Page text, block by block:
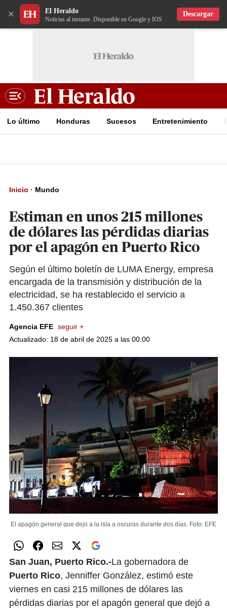
× El Heraldo
Noticias al instante. Disponible en Google y IOS
Descargar
Lo último Honduras Sucesos Entretenimiento
Inicio · Mundo
Estiman en unos 215 millones
de dólares las pérdidas diarias
por el apagón en Puerto Rico
Según el último boletín de LUMA Energy, empresa
encargada de la transmisión y distribución de la
electricidad, se ha restablecido el servicio a
1.450.367 clientes
Agencia EFE seguir +
Actualizado: 18 de abril de 2025 a las 00:00
El apagón general que dejó a la isla a oscuras durante dos días. Foto: EFE
San Juan, Puerto Rico.-La gobernadora de
Puerto Rico, Jenniffer González, estimó este
viernes en casi 215 millones de dólares las
pérdidas diarias por el apagón general que dejó a